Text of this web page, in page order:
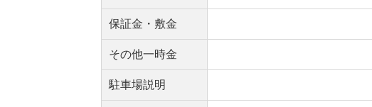
保証金・敷金
その他一時金
駐車場説明